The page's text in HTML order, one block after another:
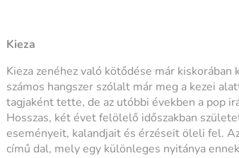
Kieza
Kieza zenéhez való kötődése már
számos hangszer szólalt már meg a kezei
tagjaként tette, de az utóbbi években a pop
Hosszas, két évet felölelő időszakban
eseményeit, kalandjait és érzéseit öleli fel.
című dal, mely egy különleges nyitánya